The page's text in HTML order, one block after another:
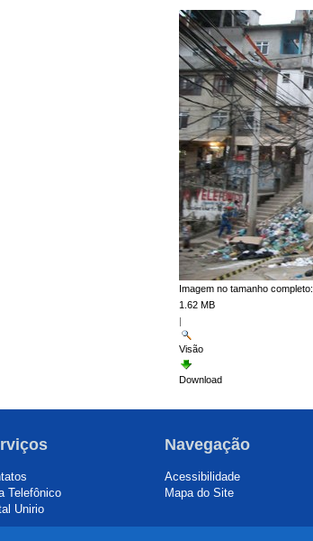
Imagem no tamanho completo:
1.62 MB
|
Visão
Download
Telefônico
Unirio
Navegação
Acessibilidade
Mapa do Site